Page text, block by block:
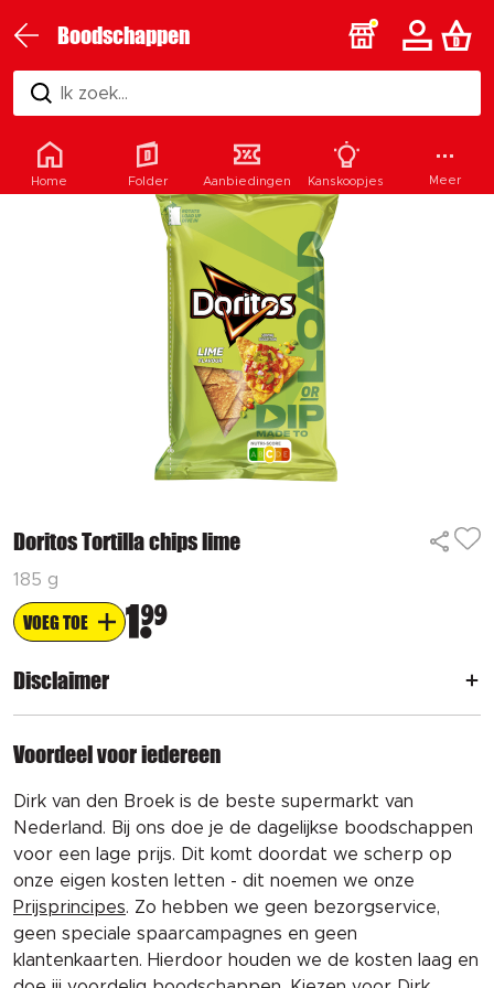
Boodschappen
Ik zoek...
Doritos Tortilla chips lime
185 g
VOEG TOE 1 99
Disclaimer
Voordeel voor iedereen
Dirk van den Broek is de beste supermarkt van
Nederland. Bij ons doe je de dagelijkse boodschappen
voor een lage prijs. Dit komt doordat we scherp op
onze eigen kosten letten - dit noemen we onze
Prijsprincipes. Zo hebben we geen bezorgservice,
geen speciale spaarcampagnes en geen
klantenkaarten. Hierdoor houden we de kosten laag en
Home Folder Aanbiedingen Kanskoopjes Meer